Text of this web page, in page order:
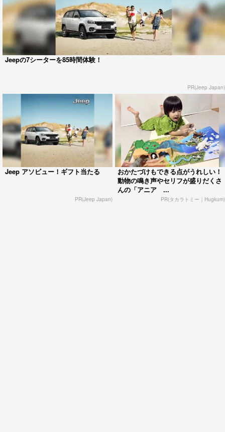
Jeepの7シーターを85時間体験！
PR(Jeep Japan)
Jeep アソビュー！ギフト当たる
PR(Jeep Japan)
おかたづけもできる点がうれしい！
動物の鳴き声やセリフが盛りだくさ
んの「アニア ...
PR(タカラトミー｜Hugkum)